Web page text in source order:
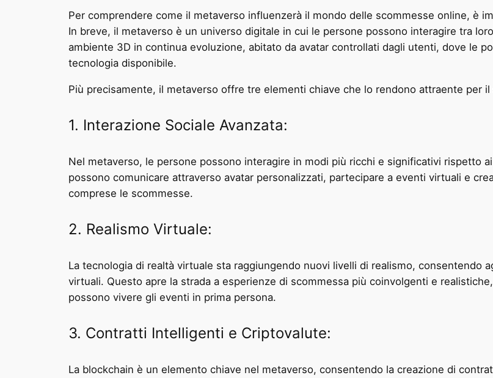
Per comprendere come il metaverso influenzerà il mondo delle scommesse online, è
In breve, il metaverso è un universo digitale in cui le persone possono interagire tra
ambiente 3D in continua evoluzione, abitato da avatar controllati dagli utenti, dove le
tecnologia disponibile.
Più precisamente, il metaverso offre tre elementi chiave che lo rendono attraente per
1. Interazione Sociale Avanzata:
Nel metaverso, le persone possono interagire in modi più ricchi e significativi rispetto
possono comunicare attraverso avatar personalizzati, partecipare a eventi virtuali e
comprese le scommesse.
2. Realismo Virtuale:
La tecnologia di realtà virtuale sta raggiungendo nuovi livelli di realismo, consentendo
virtuali. Questo apre la strada a esperienze di scommessa più coinvolgenti e
possono vivere gli eventi in prima persona.
3. Contratti Intelligenti e Criptovalute:
La blockchain è un elemento chiave nel metaverso, consentendo la creazione di